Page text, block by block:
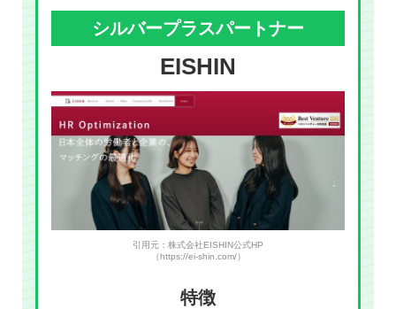
シルバープラスパートナー
EISHIN
引用元：株式会社EISHIN公式HP
（https://ei-shin.com/）
特徴